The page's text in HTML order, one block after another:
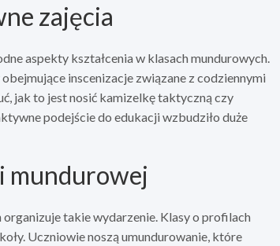
zajęcia
aspekty kształcenia w klasach mundurowych.
inscenizacje związane z codziennymi
jak to jest nosić kamizelkę taktyczną czy
podejście do edukacji wzbudziło duże
mundurowej
takie wydarzenie. Klasy o profilach
Uczniowie noszą umundurowanie, które